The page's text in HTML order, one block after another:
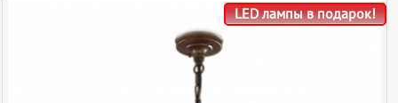
LED лампы в подарок!